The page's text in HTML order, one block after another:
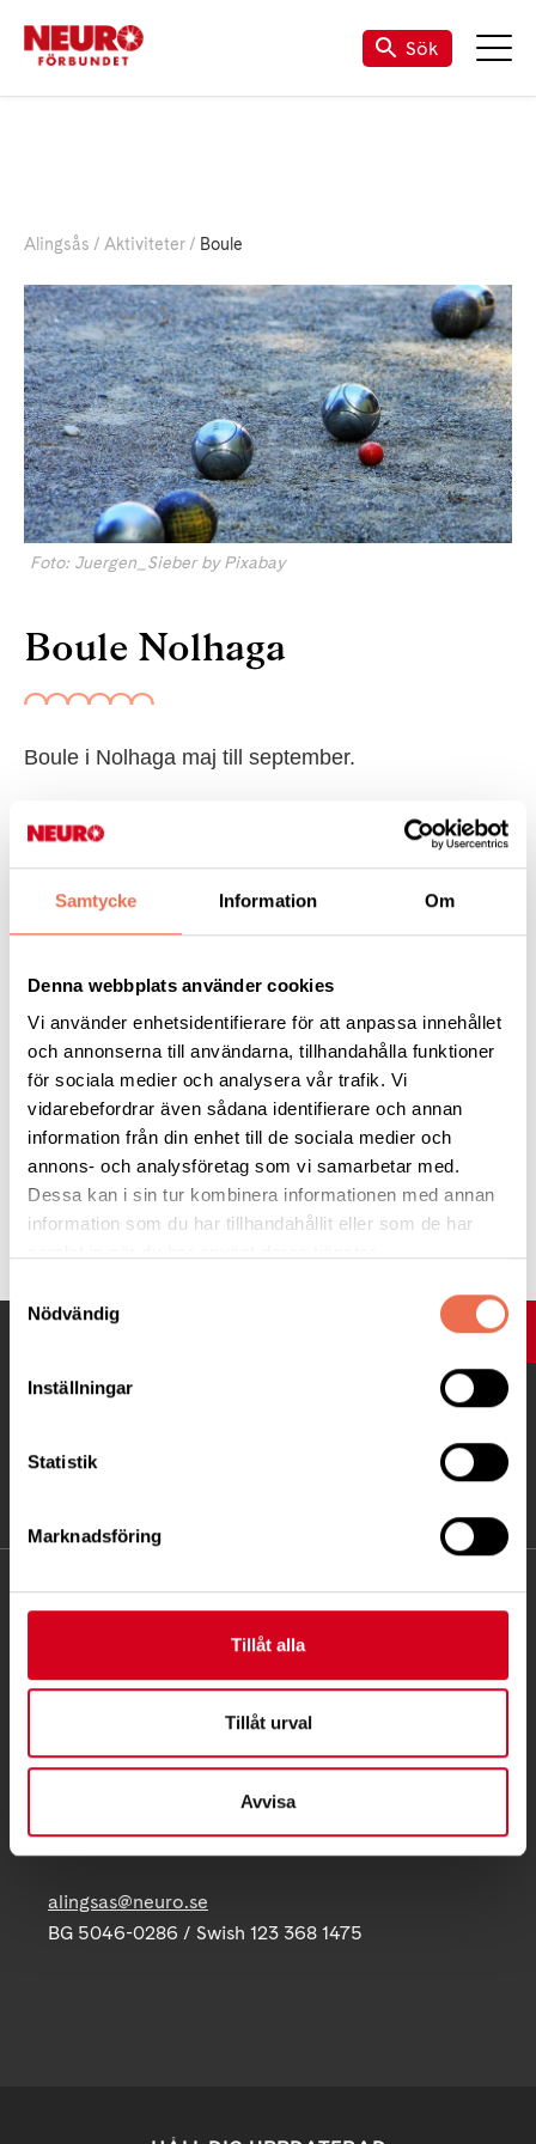
Samtycke Information Om
Denna webbplats använder cookies
Vi använder enhetsidentifierare för att anpassa innehållet
och annonserna till användarna, tillhandahålla funktioner
för sociala medier och analysera vår trafik. Vi
vidarebefordrar även sådana identifierare och annan
information från din enhet till de sociala medier och
annons- och analysföretag som vi samarbetar med.
Dessa kan i sin tur kombinera informationen med annan
information som du har tillhandahållit eller som de har
Nödvändig
Inställningar
Statistik
Marknadsföring
Tillåt alla
Tillåt urval
Avvisa
Till Neuro.se
Sök
Alingsås Aktiviteter Boule
Foto: Juergen_Sieber by Pixabay
Boule Nolhaga
Boule i Nolhaga maj till september.
Vi spelar Boule i Nolhaga tisdagar kl 11 till ca 12.30,
2026: 5 maj till 30 juni 2025 & 4 augusti till 29 september,
uppehåll under juli.
Regnar det ställer vi in.
Kontaktperson: Roland Würgler, tel. 0707 293616, skriv SMS
om han inte svarar.
Tipsa
UPP
KONTAKT
Folkets Hus, Norra Strömgatan 9, 441 31 Alingsås
Postadress:
c/o Folkets Hus, Norra Strömgatan 9
441 31 Alingsås
alingsas@neuro.se
BG 5046-0286 / Swish 123 368 1475